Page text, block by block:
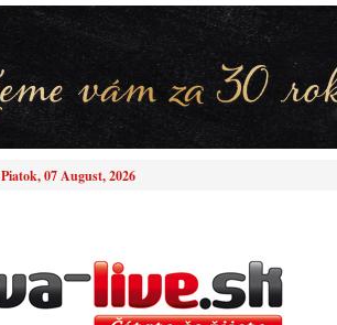
Piatok, 07 August, 2026